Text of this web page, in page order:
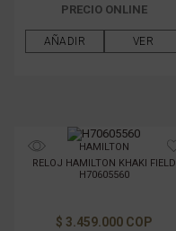
PRECIO ONLINE
AÑADIR VER
HAMILTON
RELOJ HAMILTON KHAKI FIELD
H70605560
$ 3.459.000 COP